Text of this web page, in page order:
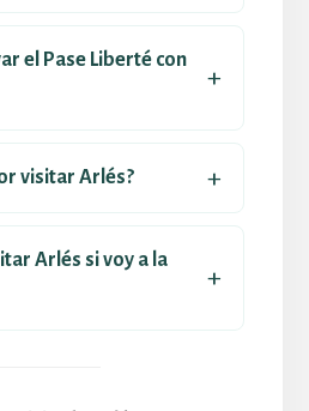
el Pase Liberté con
visitar Arlés?
Arlés si voy a la